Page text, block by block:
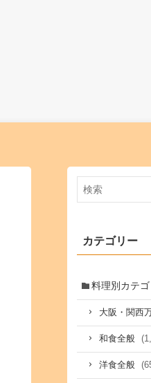
カテゴリー
料理別カテ
大阪・関西
和食全般
洋食全般